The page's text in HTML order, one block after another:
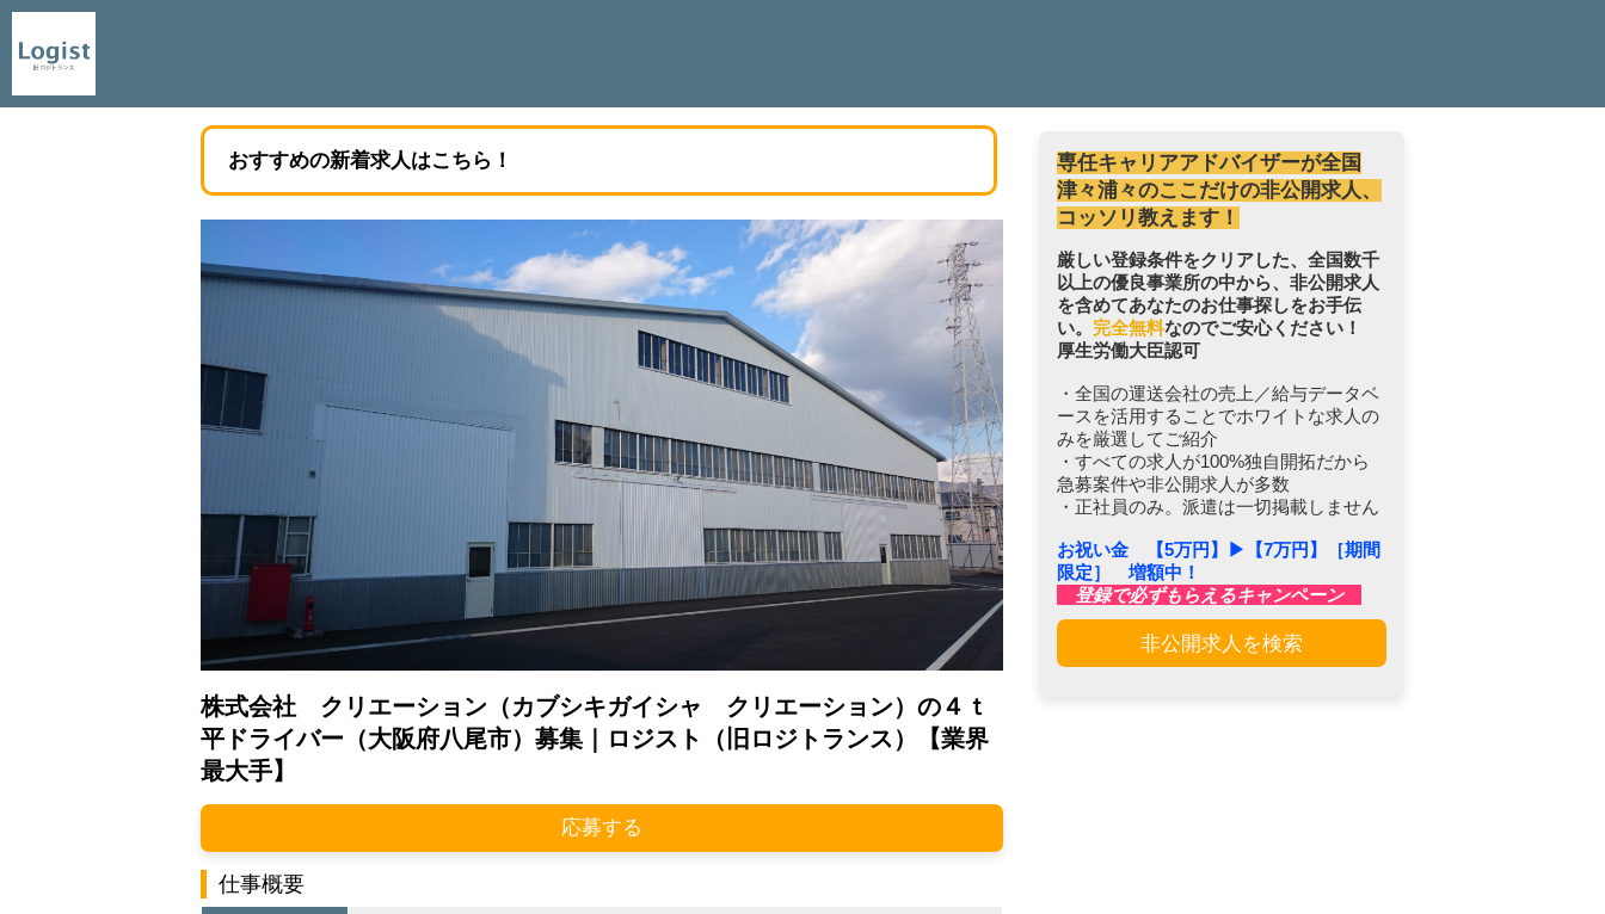
おすすめの新着求人はこちら！
株式会社 クリエーション（カブシキガイシャ クリエーション）の４ｔ
平ドライバー（大阪府八尾市）募集｜ロジスト（旧ロジトランス）【業界
最大手】
応募する
仕事概要
専任キャリアアドバイザーが全国
津々浦々のここだけの非公開求人、
コッソリ教えます！
厳しい登録条件をクリアした、全国数千
以上の優良事業所の中から、非公開求人
を含めてあなたのお仕事探しをお手伝
い。 完全無料なのでご安心ください！
厚生労働大臣認可
・全国の運送会社の売上／給与データベ
ースを活用することでホワイトな求人の
みを厳選してご紹介
・すべての求人が100%独自開拓だから
急募案件や非公開求人が多数
・正社員のみ。派遣は一切掲載しません
お祝い金 【5万円】▶︎【7万円】［期間
限定］ 増額中！
登録で必ずもらえるキャンペーン
非公開求人を検索